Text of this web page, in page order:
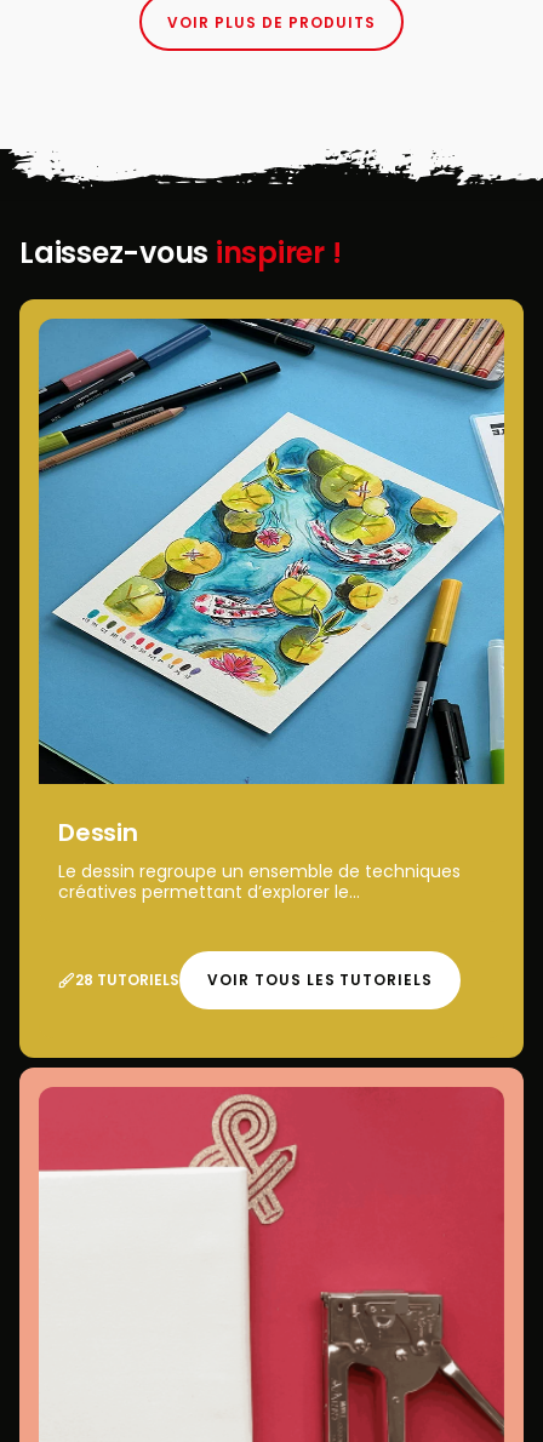
VOIR PLUS DE PRODUITS
Laissez-vous inspirer !
Dessin
Le dessin regroupe un ensemble de techniques
créatives permettant d’explorer le...
28 TUTORIELS VOIR TOUS LES TUTORIELS